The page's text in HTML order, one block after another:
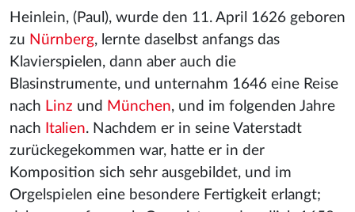
Heinlein, (Paul), wurde den 11. April 1626 geboren
zu Nürnberg, lernte daselbst anfangs das
Klavierspielen, dann aber auch die
Blasinstrumente, und unternahm 1646 eine Reise
nach Linz und München, und im folgenden Jahre
nach Italien. Nachdem er in seine Vaterstadt
zurückegekommen war, hatte er in der
Komposition sich sehr ausgebildet, und im
Orgelspielen eine besondere Fertigkeit erlangt;